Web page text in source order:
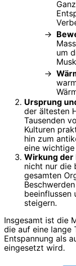
um
Ursprung
der ältesten
Tausenden
Kulturen
hin zum
eine
Wirkung der
nicht nur die
gesamten
beeinflussen
steigern.
Insgesamt ist die
die auf eine lange
Entspannung als
eingesetzt wird.